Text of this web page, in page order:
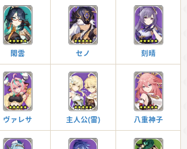
閑雲 セノ 刻晴
ヴァレサ 主人公(雷) 八重神子